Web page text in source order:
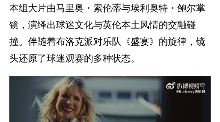
本组大片由马里奥・索伦蒂与埃利奥特・鲍尔掌
镜，演绎出球迷文化与英伦本土风情的交融碰
撞。伴随着布洛克派对乐队《盛宴》的旋律，镜
头还原了球迷观赛的多种状态。